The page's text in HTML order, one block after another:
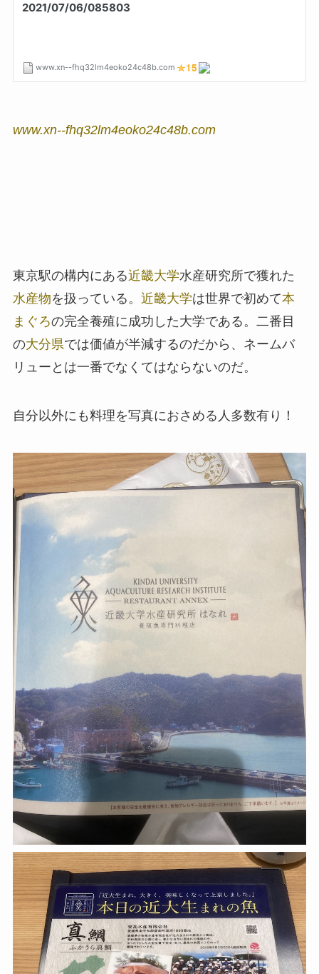
www.xn--fhq32lm4eoko24c48b.com
東京駅の構内にある近畿大学水産研究所で獲れた
水産物を扱っている。 近畿大学は世界で初めて本
まぐろの完全養殖に成功した大学である。二番目
の大分県では価値が半減するのだから、ネームバ
リューとは一番でなくてはならないのだ。
自分以外にも料理を写真におさめる人多数有り！